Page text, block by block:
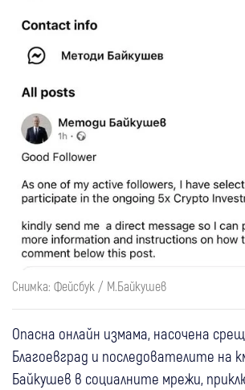
Снимка: Фейсбук / М.Байкушев
Опасна онлайн измама, насочена
Благоевград и последователите на
Байкушев в социалните мрежи,